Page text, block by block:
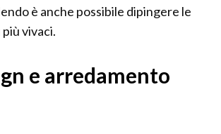
è anche possibile dipingere le
vivaci.
e arredamento